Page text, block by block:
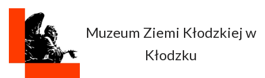
Przejdź
treści
Muzeum Ziemi Kłodzkiej w
Kłodzku